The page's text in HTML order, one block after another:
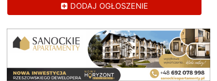
DODAJ OGŁOSZENIE